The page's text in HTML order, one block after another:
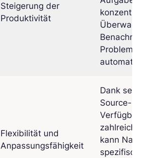
Steigerung der
Produktivität
Problemen
Flexibilität und
Anpassungsfähigkeit
Dank
Source-
zahlreicher
kann